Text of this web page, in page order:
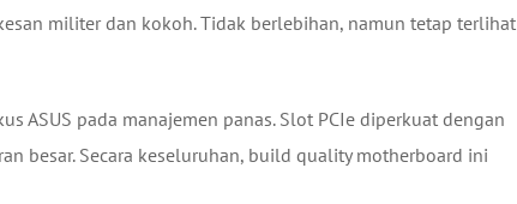
militer dan kokoh. Tidak berlebihan, namun tetap terlihat
ASUS pada manajemen panas. Slot PCIe diperkuat dengan
besar. Secara keseluruhan, build quality motherboard ini